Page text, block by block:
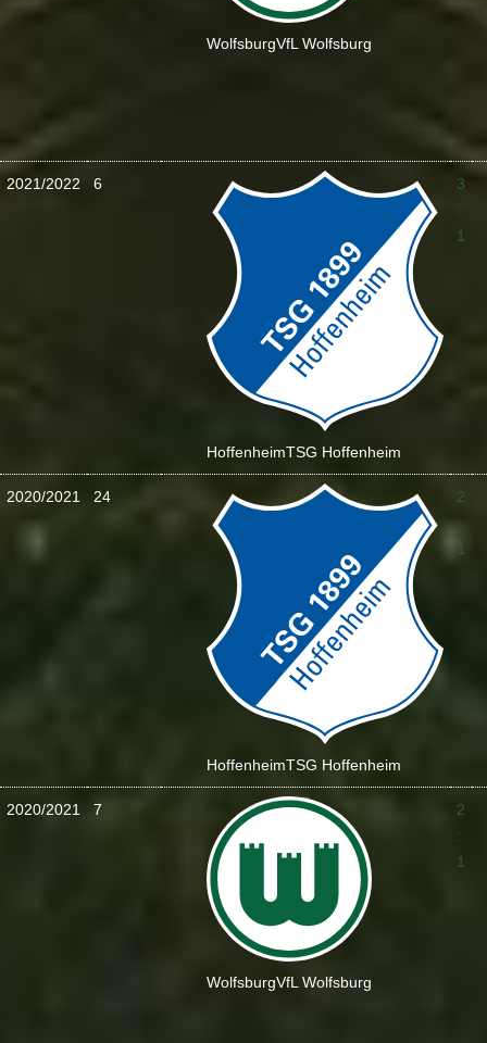
WolfsburgVfL Wolfsburg
2021/2022 6
HoffenheimTSG Hoffenheim
3
:
1
2020/2021 24
HoffenheimTSG Hoffenheim
2
:
2020/2021 7
WolfsburgVfL Wolfsburg
2
:
1